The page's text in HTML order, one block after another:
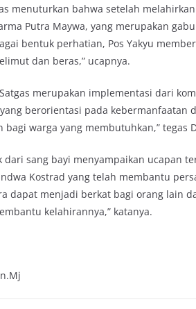
menuturkan bahwa setelah
Putra Maywa, yang merupakan
bentuk perhatian, Pos Yakyu
dan beras,” ucapnya.
merupakan implementasi dari
berorientasi pada
warga yang membutuhkan,” tegas
dari sang bayi menyampaikan ucapan
Kostrad yang telah membantu
dapat menjadi berkat bagi orang lain
kelahirannya,” katanya.